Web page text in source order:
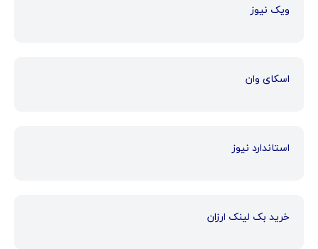
ویک نیوز
اسکای وان
استاندارد نیوز
خرید بک لینک ارزان